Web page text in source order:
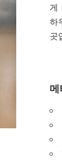
게
하
곳
메